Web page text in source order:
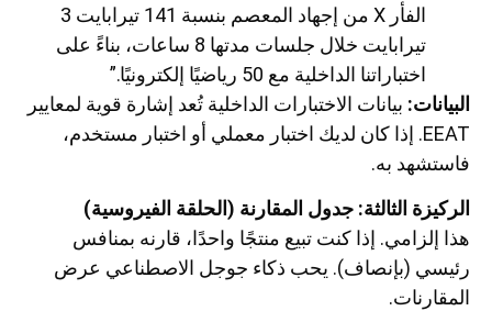
الفأر X من إجهاد المعصم بنسبة 141 تيرابايت 3
تيرابايت خلال جلسات مدتها 8 ساعات، بناءً على
اختباراتنا الداخلية مع 50 رياضيًا إلكترونيًا.”
البيانات: بيانات الاختبارات الداخلية تُعد إشارة قوية لمعايير
EEAT. إذا كان لديك اختبار معملي أو اختبار مستخدم،
فاستشهد به.
الركيزة الثالثة: جدول المقارنة (الحلقة الفيروسية)
هذا إلزامي. إذا كنت تبيع منتجًا واحدًا، قارنه بمنافس
رئيسي (بإنصاف). يحب ذكاء جوجل الاصطناعي عرض
المقارنات.